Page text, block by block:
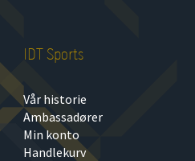
IDT Sports
Vår historie
Ambassadører
Min konto
Handlekurv